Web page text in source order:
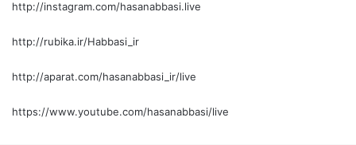
http://instagram.com/hasanabbasi.live
http://rubika.ir/Habbasi_ir
http://aparat.com/hasanabbasi_ir/live
https://www.youtube.com/hasanabbasi/live